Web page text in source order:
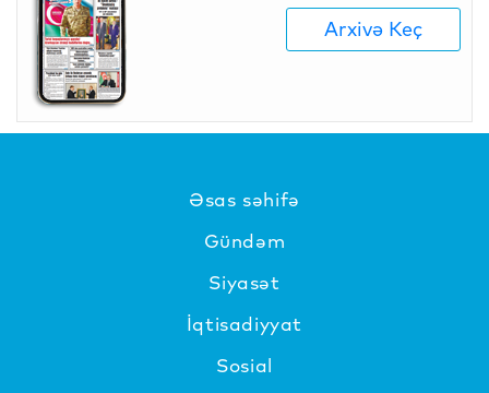
Arxivə Keç
Əsas səhifə
Gündəm
Siyasət
İqtisadiyyat
Sosial